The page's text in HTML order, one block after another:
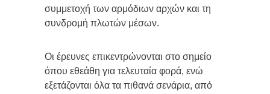
συμμετοχή των αρμόδιων αρχών και τη
συνδρομή πλωτών μέσων.
Οι έρευνες επικεντρώνονται στο σημείο
όπου εθεάθη για τελευταία φορά, ενώ
εξετάζονται όλα τα πιθανά σενάρια, από